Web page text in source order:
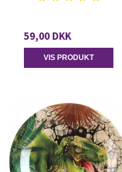
59,00 DKK
VIS PRODUKT